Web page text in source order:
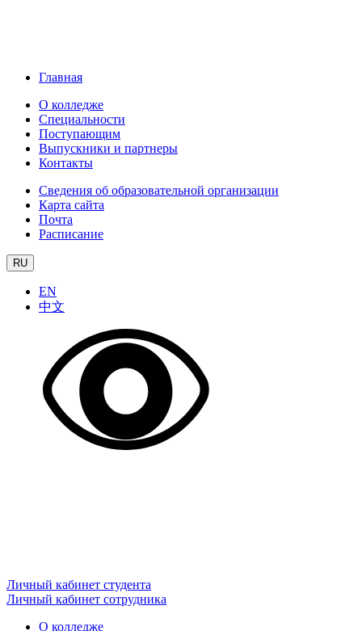
Главная
О колледже
Специальности
Поступающим
Выпускники и партнеры
Контакты
Сведения об образовательной организации
Карта сайта
Почта
Расписание
RU
EN
中文
Личный кабинет студента
Личный кабинет сотрудника
О колледже